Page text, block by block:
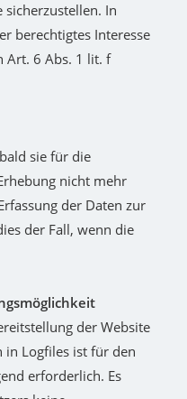
In
berechtigtes Interesse
Art. 6 Abs. 1 lit. f
sie für die
nicht mehr
der Daten zur
der Fall, wenn die
der Website
in Logfiles ist für den
erforderlich. Es